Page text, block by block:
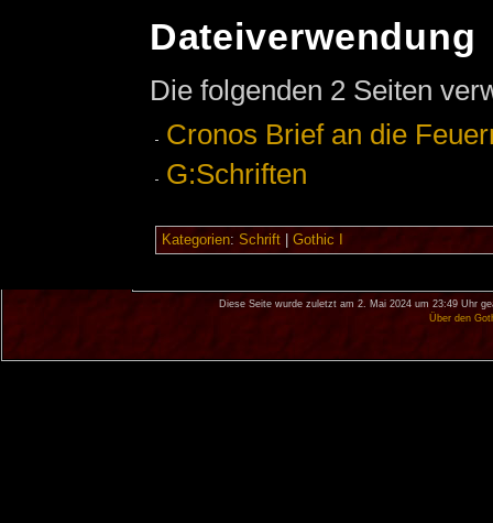
Dateiverwendung
Die folgenden 2 Seiten
Cronos Brief an die
G:Schriften
Kategorien: Schrift| Gothic I
Diese Seite wurde zuletzt am 2. Mai 2024 um 23:49 Uhr
Über den